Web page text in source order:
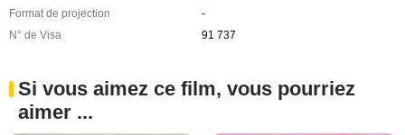
Format de projection
-
N° de Visa
91 737
Si vous aimez ce film, vous pourriez
aimer ...